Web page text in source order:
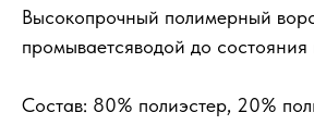
Высокопрочный полимерный
промываетсяводой до состояния
Состав: 80% полиэстер, 20%